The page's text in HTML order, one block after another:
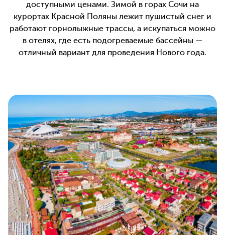
доступными ценами. Зимой в горах Сочи на
курортах Красной Поляны лежит пушистый снег и
работают горнолыжные трассы, а искупаться можно
в отелях, где есть подогреваемые бассейны —
отличный вариант для проведения Нового года.